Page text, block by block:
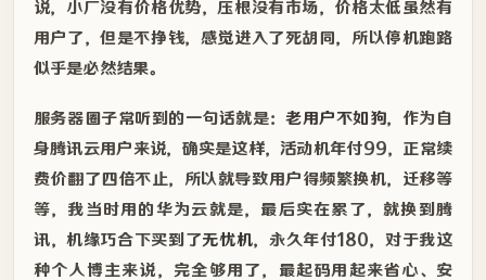
说，小厂没有价格优势，压根没有市场，价格太低虽然有
用户了，但是不挣钱，感觉进入了死胡同，所以停机跑路
似乎是必然结果。
服务器圈子常听到的一句话就是：老用户不如狗 ，作为自
身腾讯云用户来说，确实是这样，活动机年付99，正常续
费价翻了四倍不止，所以就导致用户得频繁换机，迁移等
等，我当时用的华为云就是，最后实在累了，就换到腾
讯，机缘巧合下买到了无忧机 ，永久年付180，对于我这
种个人博主来说，完全够用了，最起码用起来省心、安